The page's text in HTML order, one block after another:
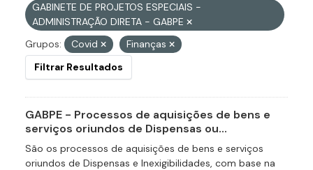
GABINETE DE PROJETOS ESPECIAIS -
ADMINISTRAÇÃO DIRETA - GABPE
Grupos:
Covid
Finanças
Filtrar Resultados
GABPE - Processos de aquisições de bens e
serviços oriundos de Dispensas ou...
São os processos de aquisições de bens e serviços
oriundos de Dispensas e Inexigibilidades, com base na